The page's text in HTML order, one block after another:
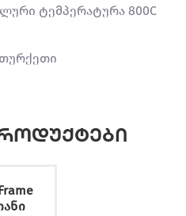
ტემპერატურა 800C